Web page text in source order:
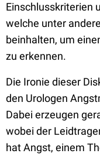
Einschlusskriterien
welche unter
beinhalten, um
zu erkennen.
Die Ironie dieser
den Urologen
Dabei erzeugen
wobei der
hat Angst, einem